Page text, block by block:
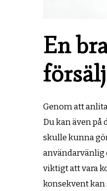
En
Genom att
Du kan även på
skulle kunna
användarvänlig
viktigt att vara
konsekvent